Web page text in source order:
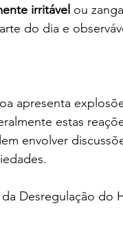
irritável ou
do dia e
apresenta
estas
envolver
Desregulação do